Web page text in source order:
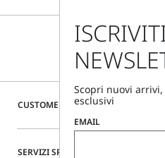
CUSTOMER CARE
SERVIZI SPECIALI
Scopri nuovi
esclusivi
EMAIL